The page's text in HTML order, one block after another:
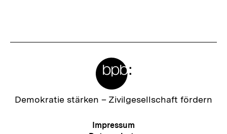
a
Zur
Demokratie stärken – Zivilgesellschaft fördern
Meta-
Impressum